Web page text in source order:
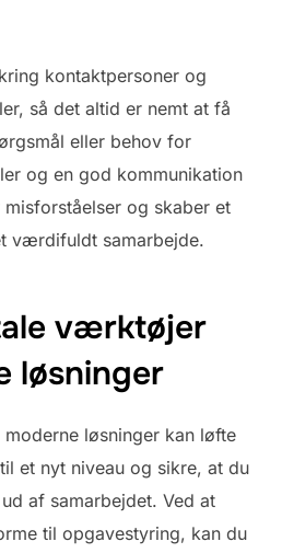
kontaktpersoner og
så det altid er nemt at få
eller behov for
og en god kommunikation
og skaber et
værdifuldt samarbejde.
værktøjer
løsninger
løsninger kan løfte
et nyt niveau og sikre, at du
af samarbejdet. Ved at
til opgavestyring, kan du